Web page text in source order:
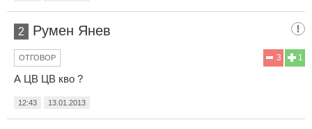
2 Румен Янев
1
3
ОТГОВОР
А ЦВ ЦВ кво ?
12:43 13.01.2013